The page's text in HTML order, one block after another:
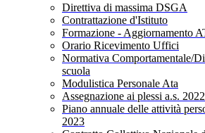
Direttiva di massima DSGA
Contrattazione d'Istituto
Formazione - Aggiornamento
Orario Ricevimento Uffici
Normativa Comportamentale/
scuola
Modulistica Personale Ata
Assegnazione ai plessi a.s.
Piano annuale delle attività
2023